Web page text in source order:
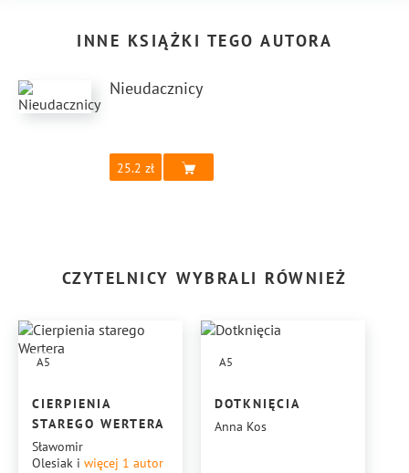
INNE KSIĄŻKI TEGO AUTORA
Nieudacznicy
25.2
CZYTELNICY WYBRALI RÓWNIEŻ
A5
CIERPIENIA
STAREGO WERTERA
Sławomir
Olesiak i więcej 1 autor
A5
DOTKNIĘCIA
Anna Kos